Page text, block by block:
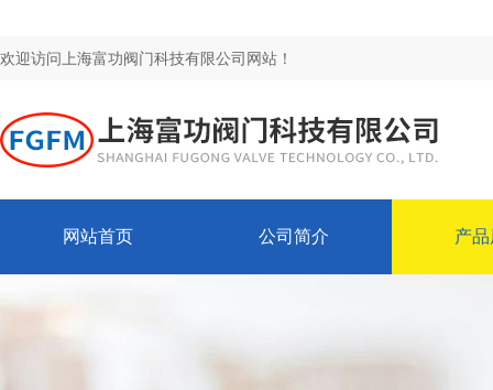
欢迎访问上海富功阀门科技有限公司网站！
网站首页 公司简介 产